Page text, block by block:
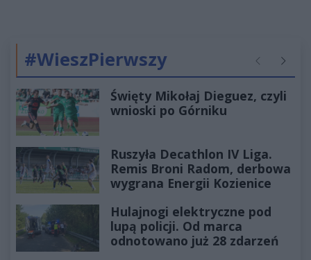
#WieszPierwszy Poprzednie
Święty Mikołaj Dieguez, czyli
wnioski po Górniku
Ruszyła Decathlon IV Liga.
Remis Broni Radom, derbowa
wygrana Energii Kozienice
Hulajnogi elektryczne pod
lupą policji. Od marca
odnotowano już 28 zdarzeń